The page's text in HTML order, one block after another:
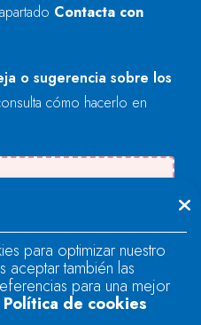
Contacta con
o sugerencia sobre los
cómo hacerlo en
cargar el campo
para optimizar nuestro
aceptar también las
para una mejor
Política de cookies